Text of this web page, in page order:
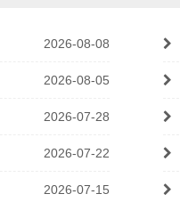
2026-08-08
2026-08-05
2026-07-28
2026-07-22
2026-07-15